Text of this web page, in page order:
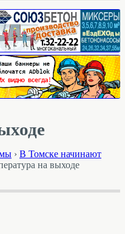
› В Томске начинают
на выходе